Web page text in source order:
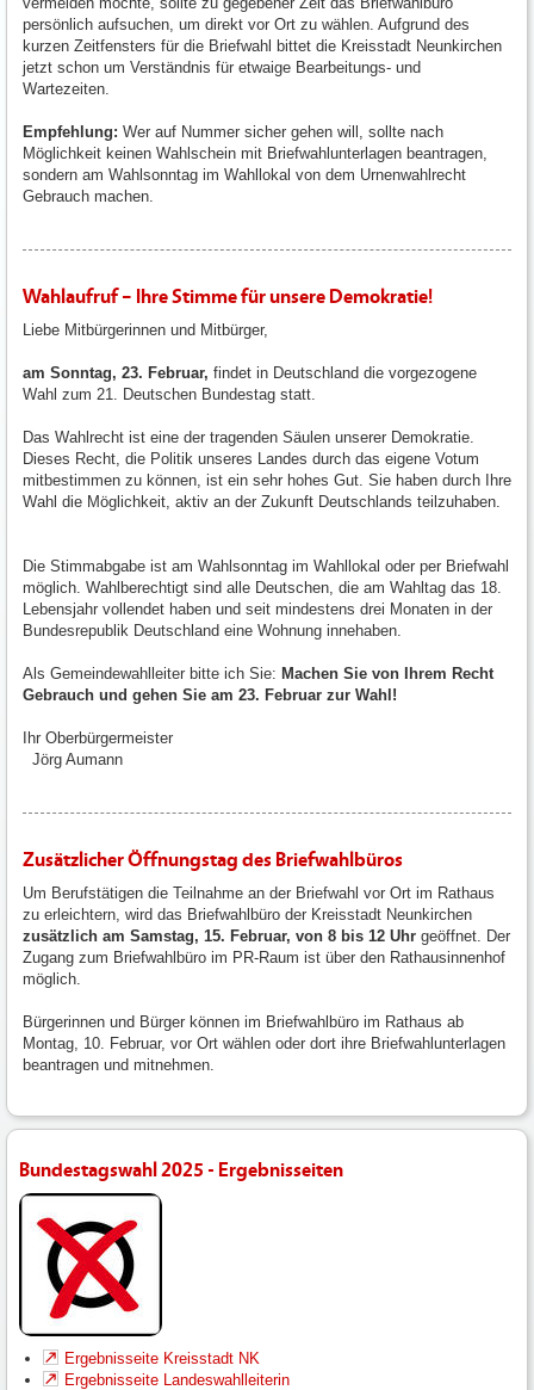
persönlich aufsuchen, um direkt vor Ort zu wählen. Aufgrund des
kurzen Zeitfensters für die Briefwahl bittet die Kreisstadt Neunkirchen
jetzt schon um Verständnis für etwaige Bearbeitungs- und
Wartezeiten.
Empfehlung: Wer auf Nummer sicher gehen will, sollte nach
Möglichkeit keinen Wahlschein mit Briefwahlunterlagen beantragen,
sondern am Wahlsonntag im Wahllokal von dem Urnenwahlrecht
Gebrauch machen.
Wahlaufruf – Ihre Stimme für unsere Demokratie!
Liebe Mitbürgerinnen und Mitbürger,
am Sonntag, 23. Februar, findet in Deutschland die vorgezogene
Wahl zum 21. Deutschen Bundestag statt.
Das Wahlrecht ist eine der tragenden Säulen unserer Demokratie.
Dieses Recht, die Politik unseres Landes durch das eigene Votum
mitbestimmen zu können, ist ein sehr hohes Gut. Sie haben durch Ihre
Wahl die Möglichkeit, aktiv an der Zukunft Deutschlands teilzuhaben.
Die Stimmabgabe ist am Wahlsonntag im Wahllokal oder per Briefwahl
möglich. Wahlberechtigt sind alle Deutschen, die am Wahltag das 18.
Lebensjahr vollendet haben und seit mindestens drei Monaten in der
Bundesrepublik Deutschland eine Wohnung innehaben.
Als Gemeindewahlleiter bitte ich Sie: Machen Sie von Ihrem Recht
Gebrauch und gehen Sie am 23. Februar zur Wahl!
Ihr Oberbürgermeister
Jörg Aumann
Zusätzlicher Öffnungstag des Briefwahlbüros
Um Berufstätigen die Teilnahme an der Briefwahl vor Ort im Rathaus
zu erleichtern, wird das Briefwahlbüro der Kreisstadt Neunkirchen
zusätzlich am Samstag, 15. Februar, von 8 bis 12 Uhr geöffnet. Der
Zugang zum Briefwahlbüro im PR-Raum ist über den Rathausinnenhof
möglich.
Bürgerinnen und Bürger können im Briefwahlbüro im Rathaus ab
Montag, 10. Februar, vor Ort wählen oder dort ihre Briefwahlunterlagen
beantragen und mitnehmen.
Bundestagswahl 2025 - Ergebnisseiten
Ergebnisseite Kreisstadt NK
Ergebnisseite Landeswahlleiterin